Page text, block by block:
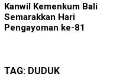
Tragedi Proyek Masjid MIN 5
Madiun: Satu Nyawa
Melayang, K3 Dipertanyakan
TAG: DUDUK